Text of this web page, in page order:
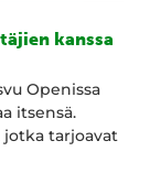
kanssa
Openissa
itsensä.
tarjoavat